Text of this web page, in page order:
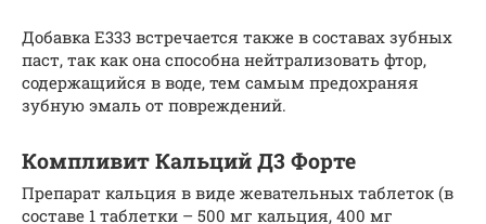
Добавка Е333 встречается также в составах зубных
паст, так как она способна нейтрализовать фтор,
содержащийся в воде, тем самым предохраняя
зубную эмаль от повреждений.
Компливит Кальций Д3 Форте
Препарат кальция в виде жевательных таблеток (в
составе 1 таблетки – 500 мг кальция, 400 мг